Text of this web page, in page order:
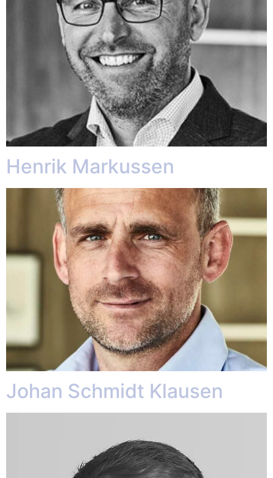
Henrik Markussen
Johan Schmidt Klausen